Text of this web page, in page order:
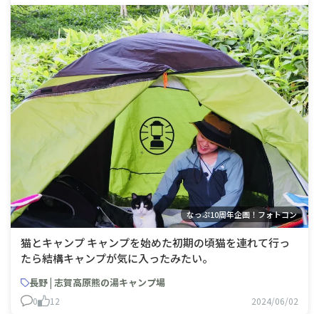
なっぷ10周年企画！フォトコン
猫とキャンプ キャンプを始めた初期の頃猫を連れて行っ
たら結構キャンプが気に入ったみたい。
長野 | 志賀高原熊の湯キャンプ場
0 12 2024/06/02